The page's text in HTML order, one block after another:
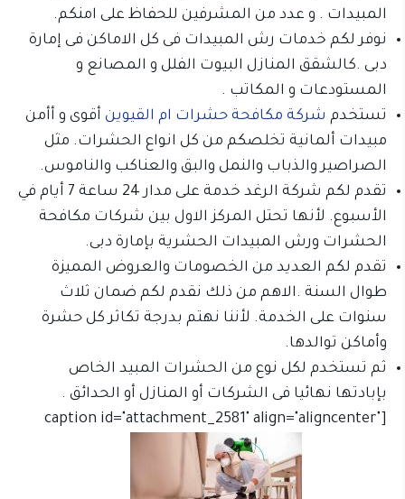
المبيدات . و عدد من المشرفين للحفاظ على امنكم.
نوفر لكم خدمات رش المبيدات فى كل الاماكن فى إمارة
دبى .كالشقق المنازل البيوت الفلل و المصانع و
المستودعات و المكاتب .
تستخدم شركة مكافحة حشرات ام القيوين أقوى و أأمن
مبيدات ألمانية تخلصكم من كل انواع الحشرات. مثل
الصراصير والذباب والنمل والبق والعناكب والناموس.
تقدم لكم شركة الرغد خدمة على مدار 24 ساعة 7 أيام في
الأسبوع. لأنها تحتل المركز الاول بين شركات مكافحة
الحشرات ورش المبيدات الحشرية بإمارة دبى.
تقدم لكم العديد من الخصومات والعروض المميزة
طوال السنة .الاهم من ذلك نقدم لكم ضمان ثلاث
سنوات على الخدمة. لأننا نهتم بدرجة تكاثر كل حشرة
وأماكن توالدها.
ثم تستخدم لكل نوع من الحشرات المبيد الخاص
بإبادتها نهائيا فى الشركات أو المنازل أو الحدائق .
[caption id="attachment_2581" align="aligncenter"